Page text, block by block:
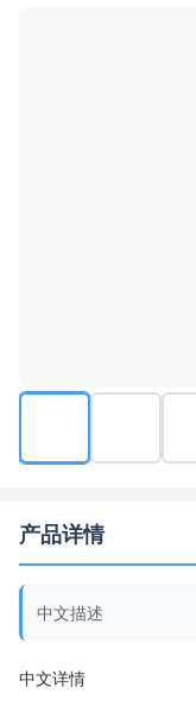
产品详情
中文描述
中文详情